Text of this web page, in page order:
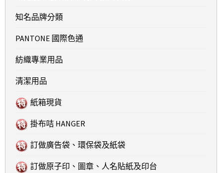
知名品牌分類
PANTONE 國際色通
紡織專業用品
清潔用品
紙箱現貨
掛布咭 HANGER
訂做廣告袋、環保袋及紙袋
訂做原子印、圖章、人名貼紙及印台